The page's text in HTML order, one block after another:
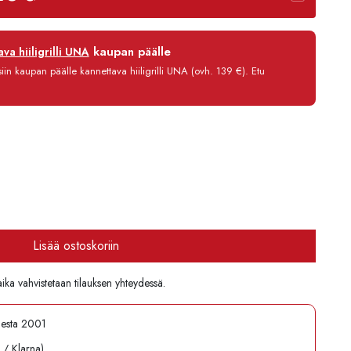
hiiligrilli UNAkaupan päälle
kaupan päälle kannettava hiiligrilli UNA (ovh. 139 €). Etu
Lisää ostoskoriin
vahvistetaan tilauksen yhteydessä.
2001